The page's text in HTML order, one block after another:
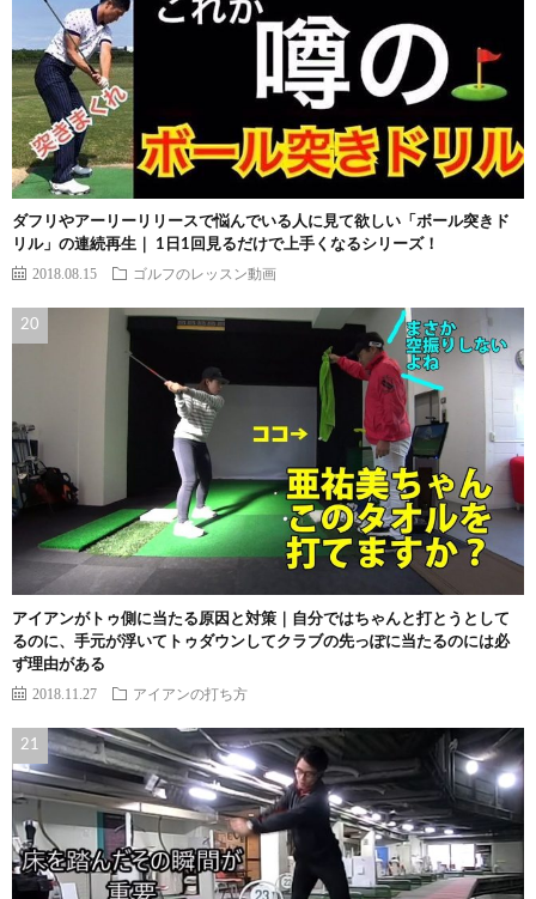
ダフリやアーリーリリースで悩んでいる人に見て欲しい「ボール突きド
リル」の連続再生｜ 1日1回見るだけで上手くなるシリーズ！
2018.08.15 ゴルフのレッスン動画
アイアンがトゥ側に当たる原因と対策｜自分ではちゃんと打とうとして
るのに、手元が浮いてトゥダウンしてクラブの先っぽに当たるのには必
ず理由がある
2018.11.27 アイアンの打ち方